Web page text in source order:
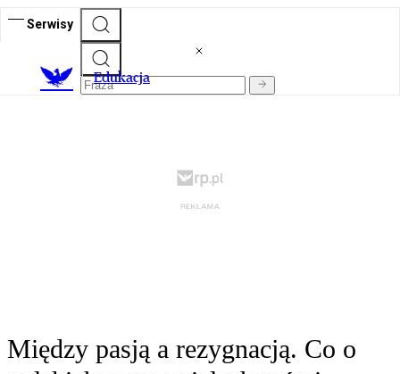
Serwisy
Edukacja
Między pasją a rezygnacją. Co o